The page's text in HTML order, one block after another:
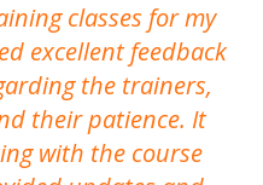
classes for my
excellent feedback
the trainers,
their patience. It
with the course